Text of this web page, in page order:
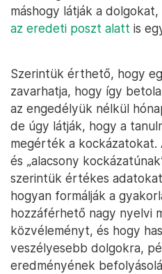
máshogy látják a
az eredeti poszt alatt is
Szerintük érthető, hogy
zavarhatja, hogy így
az engedélyük nélkül
de úgy látják, hogy a
megérték a kockázatokat.
és „alacsony
szerintük értékes
hogyan formálják a
hozzáférhető nagy nyelvi
közvéleményt, és hogy
veszélyesebb dolgokra,
eredményének